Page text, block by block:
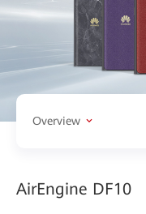
Overview
AirEngine DF10